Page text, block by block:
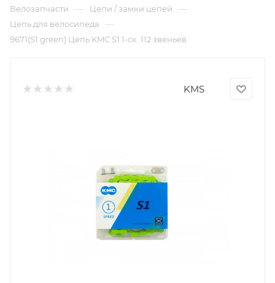
Велозапчасти — Цепи / замки цепей —
Цепь для велосипеда —
9671(S1 green) Цепь KMC S1 1-ск. 112 звеньев
KMS